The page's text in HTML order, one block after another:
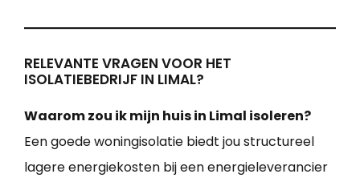
RELEVANTE VRAGEN VOOR HET
ISOLATIEBEDRIJF IN LIMAL?
Waarom zou ik mijn huis in Limal isoleren?
Een goede woningisolatie biedt jou structureel
lagere energiekosten bij een energieleverancier